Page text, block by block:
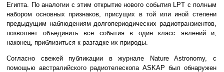
Египта. По аналогии с этим открытие нового события LPT с полным
набором основных признаков, присущих в той или иной степени
предыдущим наблюдениям долгопериодических радиотранзиентов,
позволяет объединить все события в один класс явлений и,
наконец, приблизиться к разгадке их природы.
Согласно свежей публикации в журнале Nature Astronomy, с
помощью австралийского радиотелескопа ASKAP был обнаружен